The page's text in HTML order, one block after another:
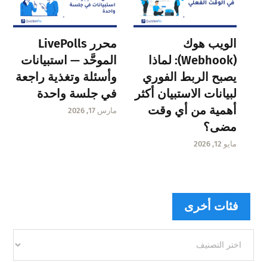
الويب هوك
(Webhook): لماذا
يصبح الربط الفوري
لبيانات الاستبيان أكثر
أهمية من أي وقت
مضى؟
مايو 12, 2026
محرر LivePolls
الموحَّد — استبيانات
وأسئلة وتغذية راجعة
في جلسة واحدة
مارس 17, 2026
فئات أخرى
أخرى